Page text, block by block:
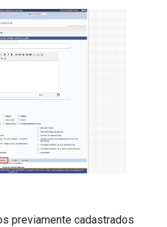
previamente cadastrados